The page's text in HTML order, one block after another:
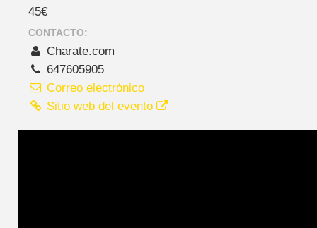
45€
CONTACTO:
Charate.com
647605905
Correo electrónico
Sitio web del evento